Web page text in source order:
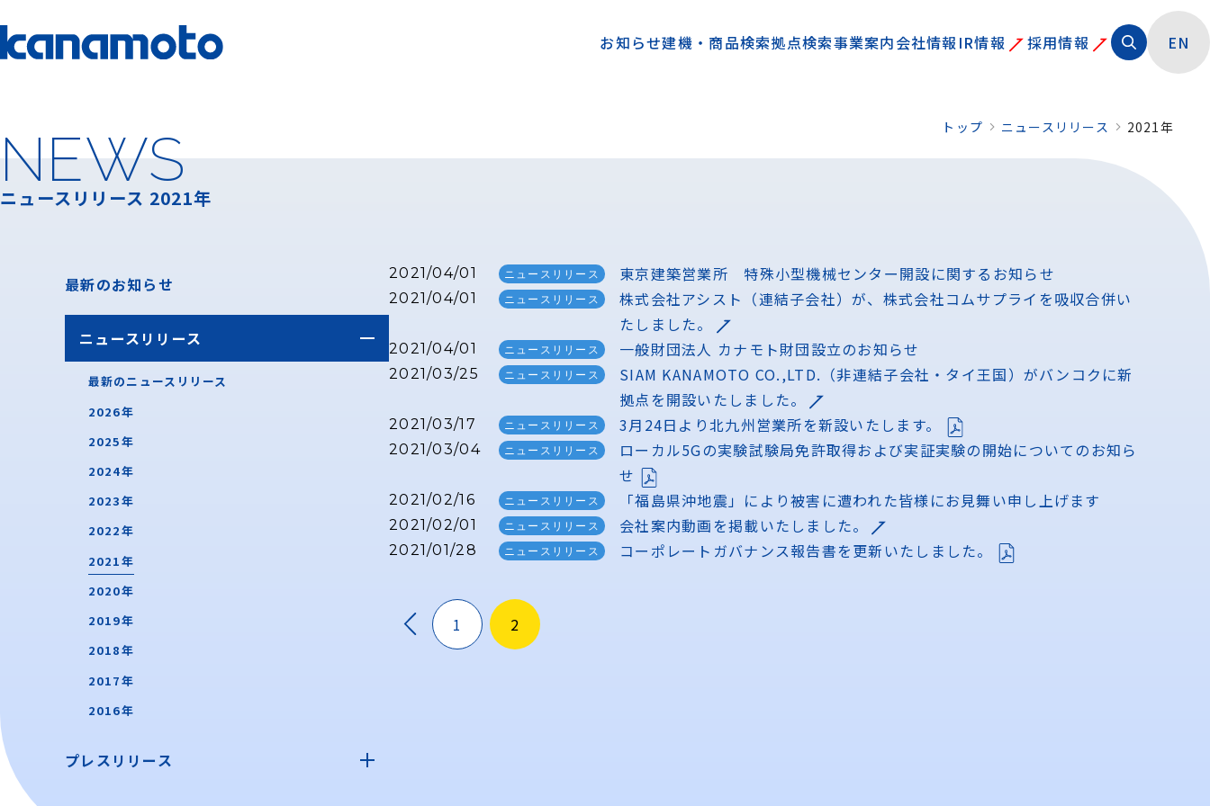
お知らせ建機・商品検索拠点検索事業案内会社情報IR情報 採用情報 EN
NEWS
ニュースリリース 2021年
トップ ニュースリリース 2021年
2021/04/01 ニュースリリース 東京建築営業所 特殊小型機械センター開設に関するお知らせ
2021/04/01 ニュースリリース
株式会社アシスト（連結子会社）が、株式会社コムサプライを吸収合併い
たしました。
2021/04/01 ニュースリリース 一般財団法人 カナモト財団設立のお知らせ
2021/03/25 ニュースリリース
SIAM KANAMOTO CO.,LTD.（非連結子会社・タイ王国）がバンコクに新
拠点を開設いたしました。
2021/03/17 ニュースリリース 3月24日より北九州営業所を新設いたします。
2021/03/04 ニュースリリース
ローカル5Gの実験試験局免許取得および実証実験の開始についてのお知ら
せ
2021/02/16 ニュースリリース 「福島県沖地震」により被害に遭われた皆様にお見舞い申し上げます
2021/02/01 ニュースリリース 会社案内動画を掲載いたしました。
2021/01/28 ニュースリリース コーポレートガバナンス報告書を更新いたしました。
1 2
最新のお知らせ
ニュースリリース
最新のニュースリリース
2026年
2025年
2024年
2023年
2022年
2021年
2020年
2019年
2018年
2017年
2016年
プレスリリース